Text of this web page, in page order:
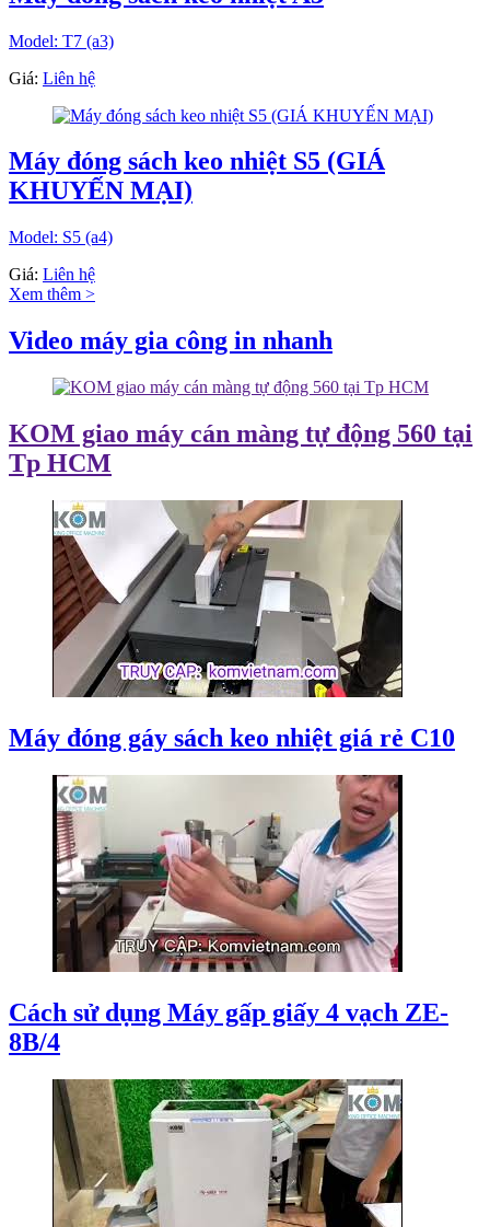
Model: T7 (a3)
Giá: Liên hệ
Máy đóng sách keo nhiệt S5 (GIÁ
KHUYẾN MẠI)
Model: S5 (a4)
Giá: Liên hệ
Xem thêm >
Video máy gia công in nhanh
KOM giao máy cán màng tự động 560 tại
Tp HCM
Máy đóng gáy sách keo nhiệt giá rẻ C10
Cách sử dụng Máy gấp giấy 4 vạch ZE-
8B/4